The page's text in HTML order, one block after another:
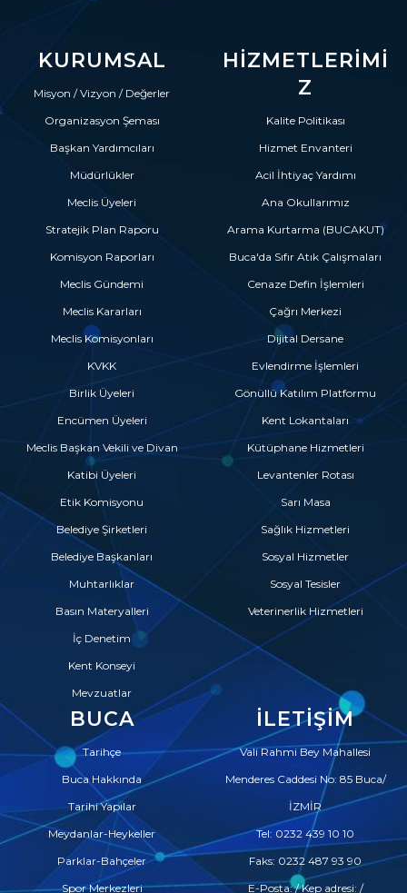
KURUMSAL
Misyon / Vizyon / Değerler
Organizasyon Şeması
Başkan Yardımcıları
Müdürlükler
Meclis Üyeleri
Stratejik Plan Raporu
Komisyon Raporları
Meclis Gündemi
Meclis Kararları
Meclis Komisyonları
KVKK
Birlik Üyeleri
Encümen Üyeleri
Meclis Başkan Vekili ve Divan
Katibi Üyeleri
Etik Komisyonu
Belediye Şirketleri
Belediye Başkanları
Muhtarlıklar
Basın Materyalleri
İç Denetim
Kent Konseyi
Mevzuatlar
HIZMETLERIMI
Z
Kalite Politikası
Hizmet Envanteri
Acil İhtiyaç Yardımı
Ana Okullarımız
Arama Kurtarma (BUCAKUT)
Buca'da Sıfır Atık Çalışmaları
Cenaze Defin İşlemleri
Çağrı Merkezi
Dijital Dersane
Evlendirme İşlemleri
Gönüllü Katılım Platformu
Kent Lokantaları
Kütüphane Hizmetleri
Levantenler Rotası
Sarı Masa
Sağlık Hizmetleri
Sosyal Hizmetler
Sosyal Tesisler
Veterinerlik Hizmetleri
BUCA
Tarihçe
Buca Hakkında
Tarihi Yapılar
Meydanlar-Heykeller
Parklar-Bahçeler
Spor Merkezleri
İLETIŞIM
Vali Rahmi Bey Mahallesi
Menderes Caddesi No: 85 Buca/
İZMİR
Tel: 0232 439 10 10
Faks: 0232 487 93 90
E-Posta: / Kep adresi: /